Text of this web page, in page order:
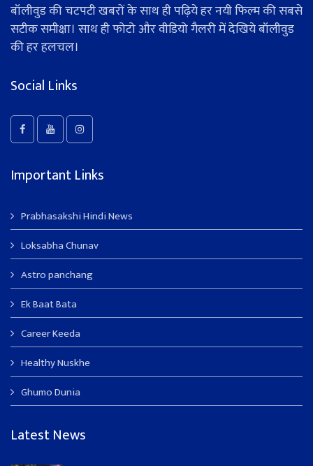
बॉलीवुड की चटपटी खबरों के साथ ही पढ़िये हर नयी फिल्म की सबसे
सटीक समीक्षा। साथ ही फोटो और वीडियो गैलरी में देखिये बॉलीवुड
की हर हलचल।
Social Links
Important Links
Prabhasakshi Hindi News
Loksabha Chunav
Astro panchang
Ek Baat Bata
Career Keeda
Healthy Nuskhe
Ghumo Dunia
Latest News